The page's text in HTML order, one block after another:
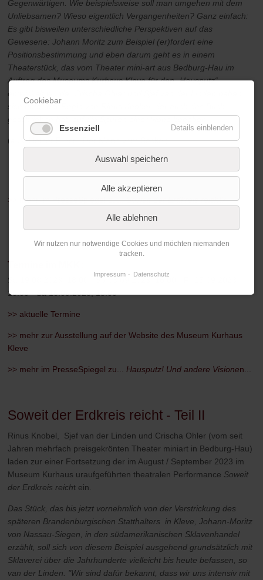
Gegenwärtigen. Wie beispielsweise soll man umgehen mit dem
Unliebsamen? Wieso eigentlich Vergangenheiten? Ganz einfach:
Es gibt bisweilen unterschiedliche Perspektiven auf das
Gewesene: Johann Moritz zum Beispiel (er)fordert eine
Positionsbestimmung und eben darum geht es in einem
Theaterstück, das vom Theater mini-art aus Bedburg-Hau im
Auftrag des Museums Kurhaus Kleve für den „Hausputz“
entwickelt wurde. Crischa Ohler und Sjef van der Linden haben
sich unter der Regie von Rinus Knobel, der auch das Buch
geschrieben hat, auf die Spuren einer Ikone begeben.
(aus: Heiner Frost - Der Mann vom Sockel)
>> mehr im PresseSpiegel zu...Soweit der Erdkreis reicht?
Termine im MKK:
Sa 19.08.2023, 18:00 - So 03.09.2023, 16:00 - Fr 15.09.2023,
10:00 - Sa 16.09.2023, 18:00
>> aktuelle Termine
>> mehr zur Ausstellung auf der Website des Museum Kurhaus
Kleve
>> mehr im PresseSpiegel zu... Hausputz! Und andere Visionen...
Soweit der Erdkreis reicht - Teil II
Rinus Knobel, Sjef van der Linden und Crischa Ohler (vom seit
Jahren mehrfach preisgekrönten Theater miniart in Bedburg-Hau)
laden zur einer Fortsetzung der im August / September 2023 im
Museum Kurhaus uraufgeführten theatralen Performance Soweit
der Erdkreis reicht ein.
Das Stück, das bis jetzt vornehmlich von der Verstrickung des
späteren Brandenburgischen Statthalters in Kleve, Johann-Moritz
von Nassau-Siegen, in den südamerikanischen Sklavenhandel
erzählt, soll sich von diesem Beispiel ausgehend grundsätzlich mit
Sklaverei über die Jahrhunderte vielleicht bis heute befassen, so
van der Linden. "Wir sind dafür bekannt, dass wir uns intensiv mit
Cookiebar
Essenziell Details einblenden
Auswahl speichern
Alle akzeptieren
Alle ablehnen
Wir nutzen nur notwendige Cookies und möchten niemanden
tracken.
Impressum Datenschutz